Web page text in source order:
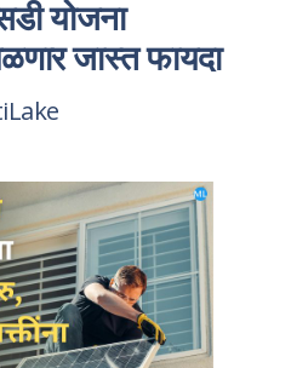
योजना
जास्त फायदा